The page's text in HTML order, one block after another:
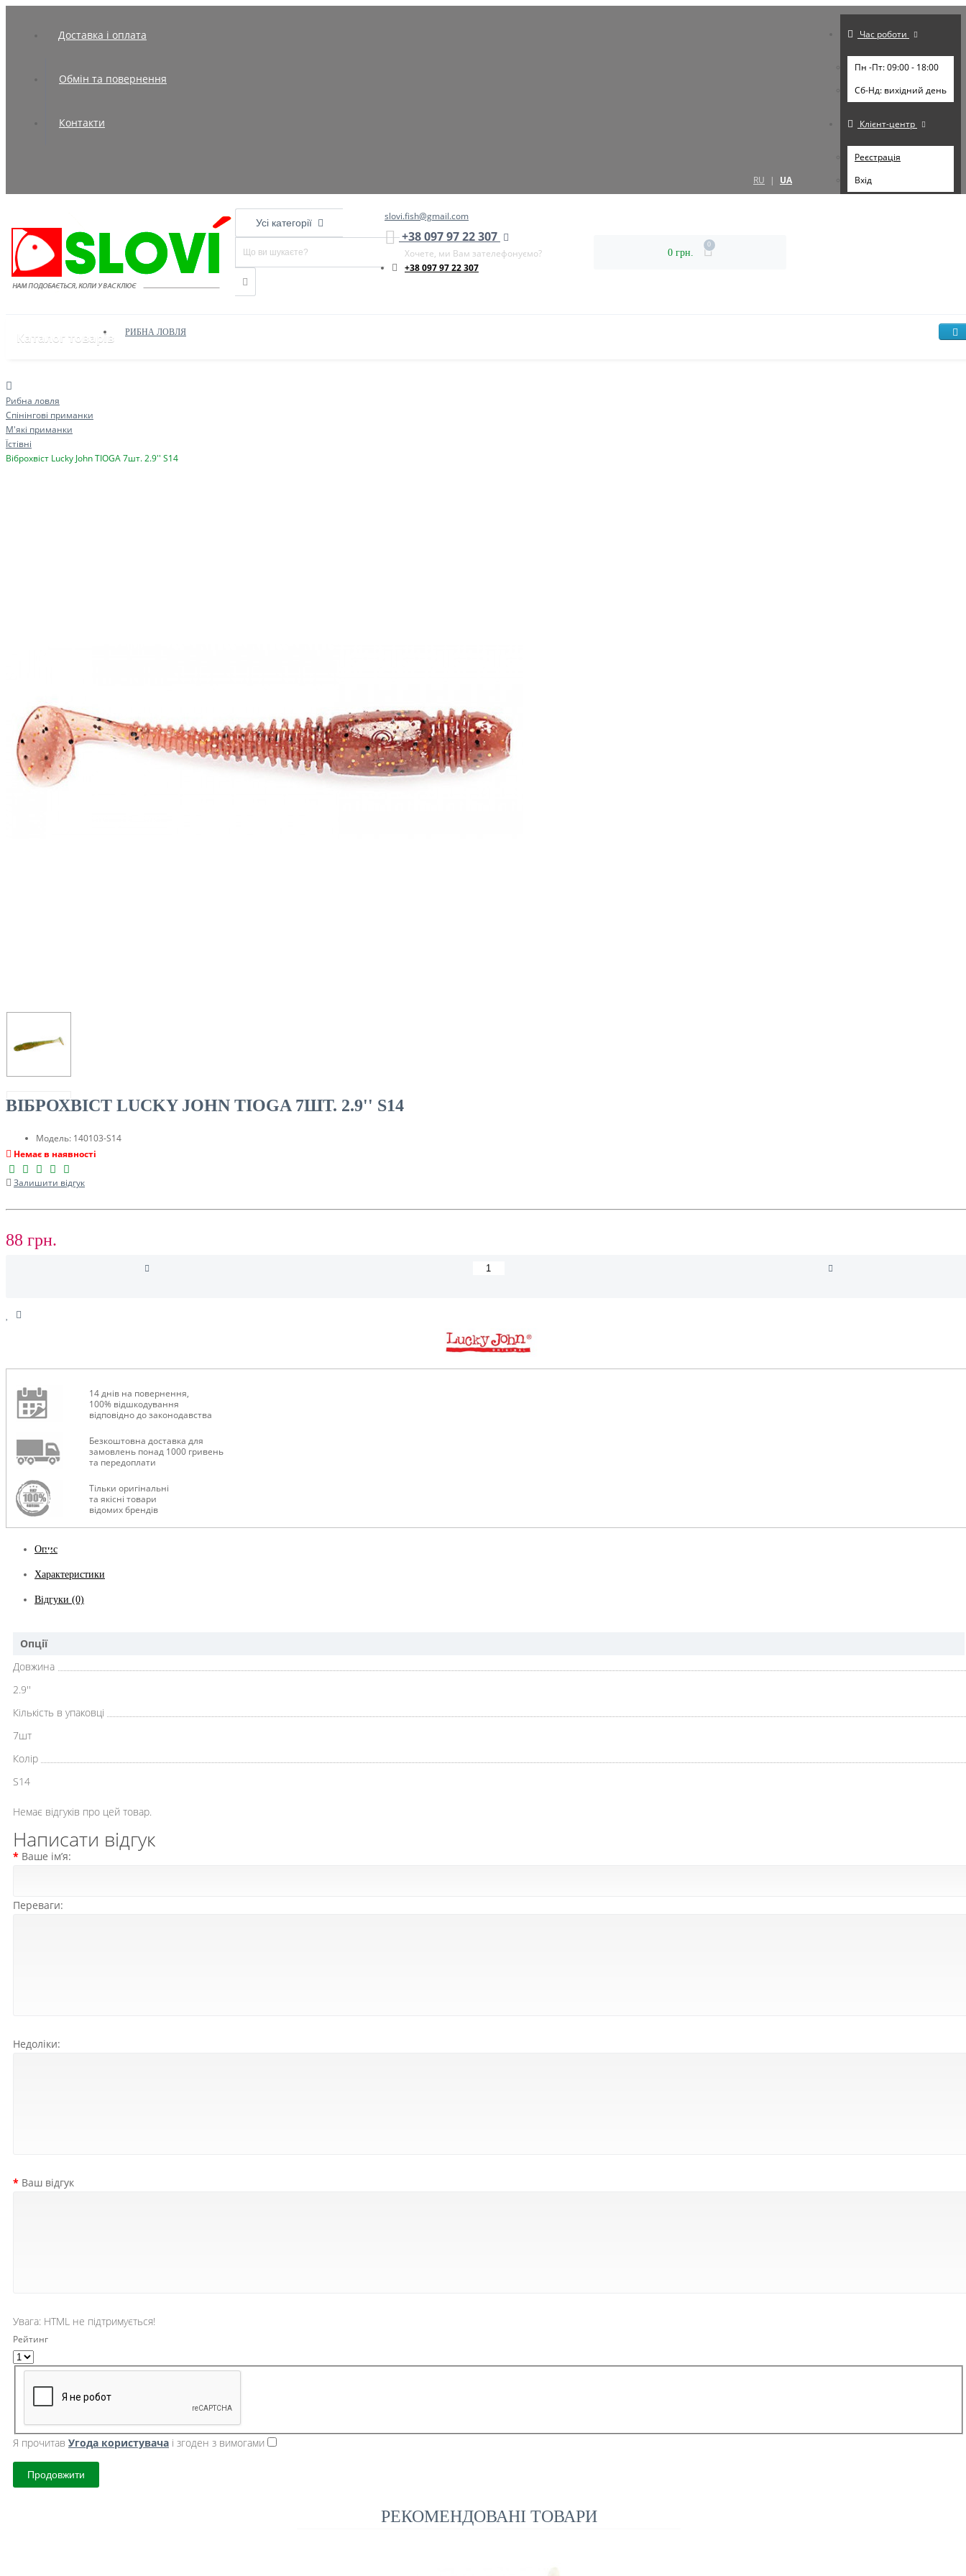
Доставка і оплата
Обмін та повернення
Контакти
RU | UA
Час роботи
Пн -Пт: 09:00 - 18:00
Cб-Нд: вихідний день
Клієнт-центр
Реєстрація
Вхід
Усі категорії
slovi.fish@gmail.com
+38 097 97 22 307
Хочете, ми Вам зателефонуємо?
+38 097 97 22 307
0 грн.
0
Каталог товарів РИБНА ЛОВЛЯ
ЧОВНИ ТА МОТОРИ
РОЗПРОДАЖ ДО -50%
Рибна ловля
Спінінгові приманки
М'які приманки
Їстівні
Віброхвіст Lucky John TIOGA 7шт. 2.9'' S14
ВІБРОХВІСТ LUCKY JOHN TIOGA 7ШТ. 2.9'' S14
Модель: 140103-S14
Немає в наявності
Залишити відгук
88 грн.
14 днів на повернення,
100% відшкодування
відповідно до законодавства
Безкоштовна доставка для
замовлень понад 1000 гривень
та передоплати
Тільки оригінальні
та якісні товари
відомих брендів
Опис
Характеристики
Відгуки (0)
Опції
Довжина
2.9''
Кількість в упаковці
7шт
Колір
S14
Немає відгуків про цей товар.
Написати відгук
Ваше ім’я:
Переваги:
Недоліки:
Ваш відгук
Увага: HTML не підтримується!
Рейтинг
Я прочитав Угода користувача і згоден з вимогами
Продовжити
РЕКОМЕНДОВАНІ ТОВАРИ